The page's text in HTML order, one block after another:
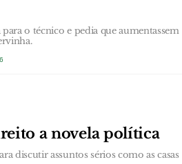
o técnico e pedia que aumentassem
a novela política
discutir assuntos sérios como as casas